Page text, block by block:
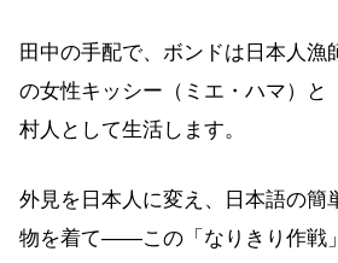
田中の手配で、ボンドは日本人漁
の女性キッシー（ミエ・ハマ）と
村人として生活します。
外見を日本人に変え、日本語の簡
物を着て——この「なりきり作戦